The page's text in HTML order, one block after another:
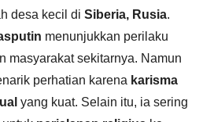
desa kecil di Siberia, Rusia.
menunjukkan perilaku
masyarakat sekitarnya. Namun
perhatian karena karisma
yang kuat. Selain itu, ia sering